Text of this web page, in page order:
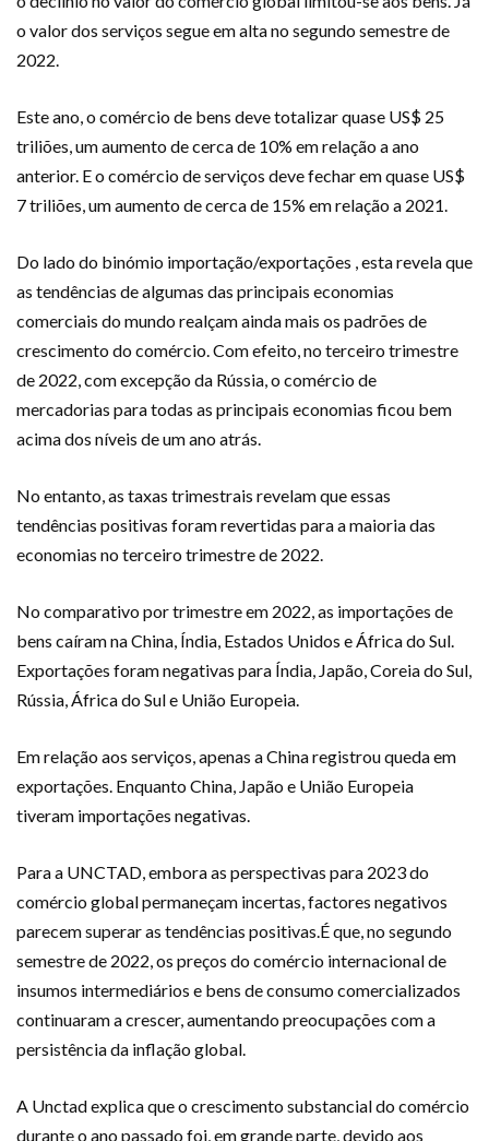
o valor dos serviços segue em alta no segundo semestre de
2022.
Este ano, o comércio de bens deve totalizar quase US$ 25
triliões, um aumento de cerca de 10% em relação a ano
anterior. E o comércio de serviços deve fechar em quase US$
7 triliões, um aumento de cerca de 15% em relação a 2021.
Do lado do binómio importação/exportações , esta revela que
as tendências de algumas das principais economias
comerciais do mundo realçam ainda mais os padrões de
crescimento do comércio. Com efeito, no terceiro trimestre
de 2022, com excepção da Rússia, o comércio de
mercadorias para todas as principais economias ficou bem
acima dos níveis de um ano atrás.
No entanto, as taxas trimestrais revelam que essas
tendências positivas foram revertidas para a maioria das
economias no terceiro trimestre de 2022.
No comparativo por trimestre em 2022, as importações de
bens caíram na China, Índia, Estados Unidos e África do Sul.
Exportações foram negativas para Índia, Japão, Coreia do Sul,
Rússia, África do Sul e União Europeia.
Em relação aos serviços, apenas a China registrou queda em
exportações. Enquanto China, Japão e União Europeia
tiveram importações negativas.
Para a UNCTAD, embora as perspectivas para 2023 do
comércio global permaneçam incertas, factores negativos
parecem superar as tendências positivas.É que, no segundo
semestre de 2022, os preços do comércio internacional de
insumos intermediários e bens de consumo comercializados
continuaram a crescer, aumentando preocupações com a
persistência da inflação global.
A Unctad explica que o crescimento substancial do comércio
durante o ano passado foi, em grande parte, devido aos